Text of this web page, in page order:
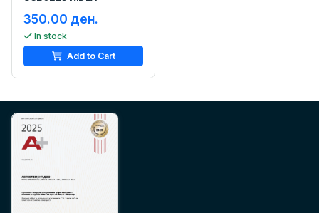
350.00 ден.
In stock
Add to Cart